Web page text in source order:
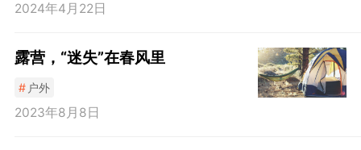
2024年4月22日
露营，“迷失”在春风里
# 户外
2023年8月8日